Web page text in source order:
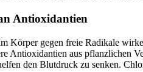
Antioxidantien
Körper gegen freie Radikale
Antioxidantien aus pflanzlichen
den Blutdruck zu senken.